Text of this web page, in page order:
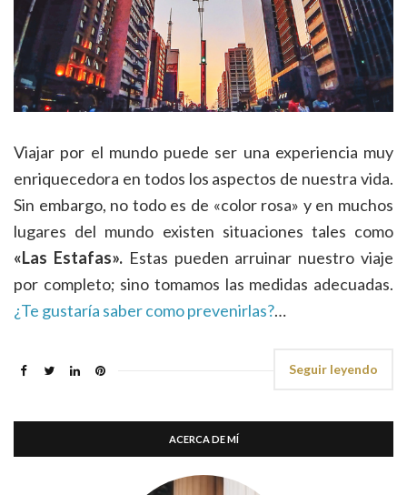
Viajar por el mundo puede ser una experiencia muy
enriquecedora en todos los aspectos de nuestra vida.
Sin embargo, no todo es de «color rosa» y en muchos
lugares del mundo existen situaciones tales como
«Las Estafas». Estas pueden arruinar nuestro viaje
por completo; sino tomamos las medidas adecuadas.
¿Te gustaría saber como prevenirlas?…
Seguir leyendo
ACERCA DE MÍ